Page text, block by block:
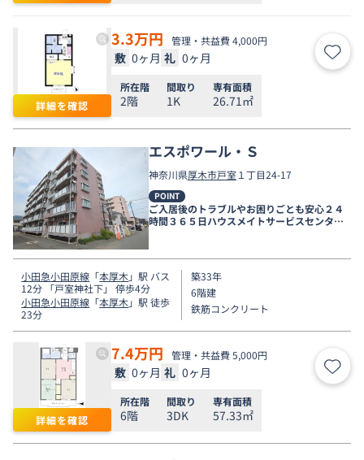
詳細を確認
3.3万円 管理・共益費 4,000円
敷 0ヶ月 礼 0ヶ月 お気
所在階
2階
間取り
1K
専有面積
26.71㎡
エスポワール・Ｓ
神奈川県厚木市戸室１丁目24-17
POINT
ご入居後のトラブルやお困りごとも安心２４
時間３６５日ハウスメイトサービスセンター
小田急小田原線 「本厚木」駅 バス
12分 「戸室神社下」 停歩4分
小田急小田原線 「本厚木」駅 徒歩
23分
築33年
6階建
鉄筋コンクリート
詳細を確認
7.4万円 管理・共益費 5,000円
敷 0ヶ月 礼 0ヶ月 お気
所在階
6階
間取り
3DK
専有面積
57.33㎡